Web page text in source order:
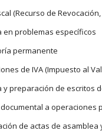
(Recurso de
en problemas específicos
permanente
de IVA (Impuesto al
y preparación de escritos
a operaciones
de actas de asamblea